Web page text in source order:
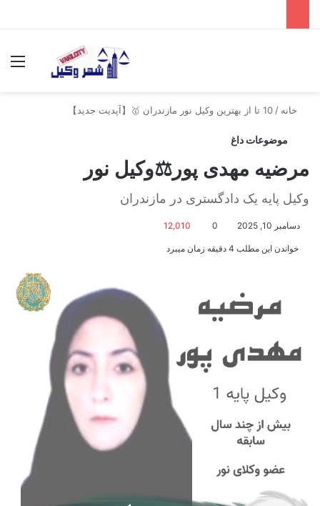
خانه / 10 تا از بهترین وکیل نور مازندران 🥇【آپدیت جدید】
موضوعات داغ
مرضیه مهدی پور⚖️وکیل نور
وکیل پایه یک دادگستری در مازندران
دسامبر 10, 2025 0
12,010
خواندن این مطلب 4 دقیقه زمان میبرد